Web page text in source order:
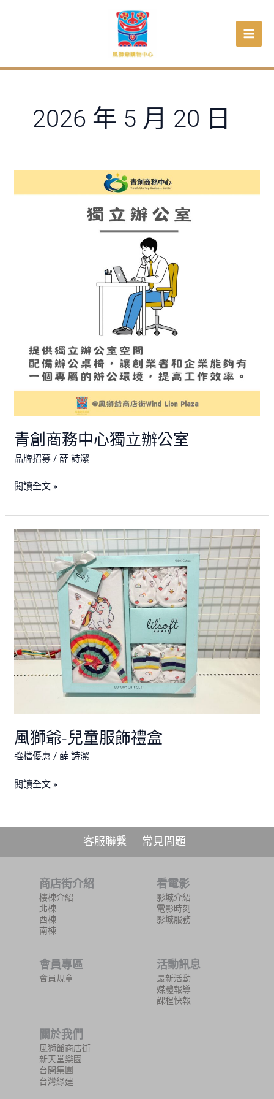
內
2026 年 5 月 20 日
青創商務中心獨立辦公室
品牌招募 /薛 詩潔
閱讀全文 »
風獅爺-兒童服飾禮盒
強檔優惠 /薛 詩潔
風
獅
爺-
兒
童
服
飾
禮
盒
閱讀全文 »
客服聯繫 常見問題
商店街介紹
樓棟介紹
北棟
西棟
南棟
看電影
影城介紹
電影時刻
影城服務
會員專區
會員規章
活動訊息
最新活動
媒體報導
課程快報
關於我們
風獅爺商店街
新天堂樂園
台開集團
台灣綠建